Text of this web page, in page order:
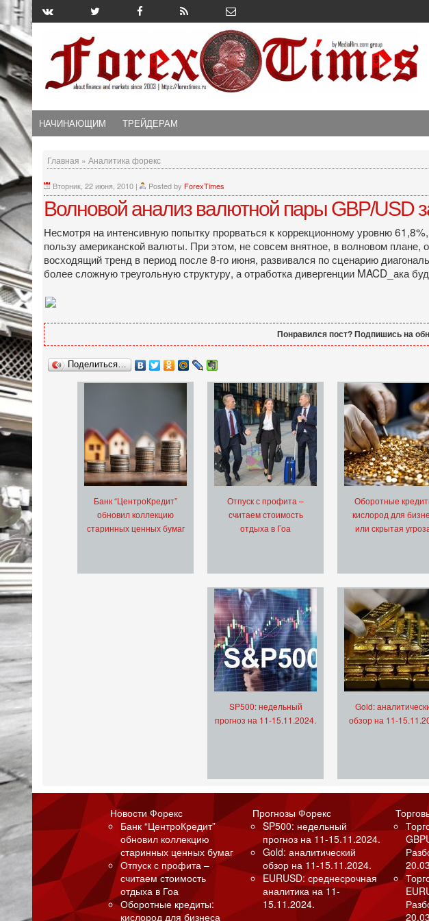
НАЧИНАЮЩИМ ТРЕЙДЕРАМ
Главная » Аналитика форекс
Вторник, 22 июня, 2010 | Posted by ForexTimes
Волновой анализ валютной пары GBP/USD
Несмотря на интенсивную попытку прорваться к коррекционному уровню
пользу американской валюты. При этом, не совсем внятное, в волновом
восходящий тренд в период после 8-го июня, развивался по сценарию
более сложную треугольную структуру, а отработка дивергенции MACD_ака
Понравился пост? Подпишись на
Поделиться…
Банк “ЦентроКредит”
обновил коллекцию
старинных ценных бумаг
Отпуск с профита –
считаем стоимость
отдыха в Гоа
Оборотные
кислород для
или скрытая
SP500: недельный
прогноз на 11-15.11.2024.
Gold:
обзор на 11-
Новости Форекс
Банк “ЦентроКредит”
обновил коллекцию
старинных ценных бумаг
Отпуск с профита –
считаем стоимость
отдыха в Гоа
Оборотные кредиты:
кислород для бизнеса
Прогнозы Форекс
SP500: недельный
прогноз на 11-15.11.2024.
Gold: аналитический
обзор на 11-15.11.2024.
EURUSD: среднесрочная
аналитика на 11-
15.11.2024.